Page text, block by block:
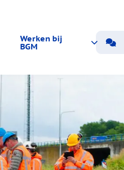
Werken bij
BGM
Vacatures